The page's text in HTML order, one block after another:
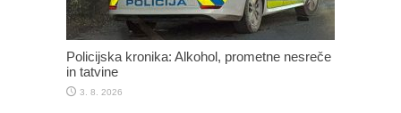
Policijska kronika: Alkohol, prometne nesreče
in tatvine
3. 8. 2026